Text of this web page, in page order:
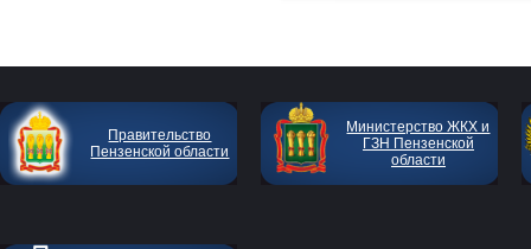
Правительство
Пензенской области
Министерство ЖКХ и
ГЗН Пензенской
области